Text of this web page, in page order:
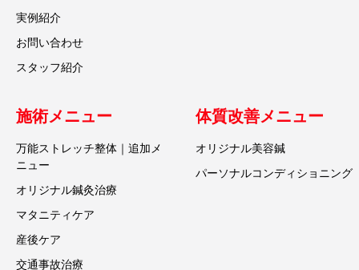
実例紹介
お問い合わせ
スタッフ紹介
施術メニュー
万能ストレッチ整体｜追加メ
ニュー
オリジナル鍼灸治療
マタニティケア
産後ケア
交通事故治療
体質改善メニュー
オリジナル美容鍼
パーソナルコンディショニング